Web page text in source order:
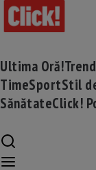
Ultima Oră!
TimeSportStil
SănătateClick!